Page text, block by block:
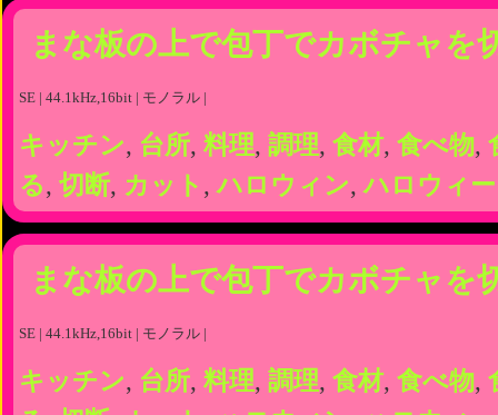
まな板の上で包丁でカボチャを
SE | 44.1kHz,16bit | モノラル |
キッチン, 台所, 料理, 調理, 食材, 食べ物,
る, 切断, カット ,ハロウィン,ハロウィ
まな板の上で包丁でカボチャを
SE | 44.1kHz,16bit | モノラル |
キッチン, 台所, 料理, 調理, 食材, 食べ物,